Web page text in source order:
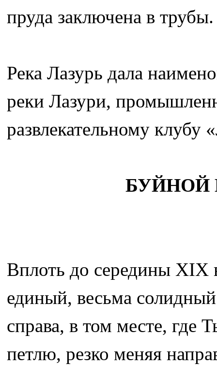
пруда заключена в трубы.
Река Лазурь дала
реки Лазури,
развлекательному клубу
БУЙНОЙ
Вплоть до середины ХIХ
единый, весьма
справа, в том месте, где
петлю, резко меняя